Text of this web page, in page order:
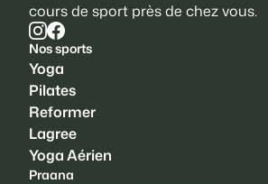
cours de sport près de chez vous.
Nos sports
Yoga
Pilates
Reformer
Lagree
Yoga Aérien
Praana